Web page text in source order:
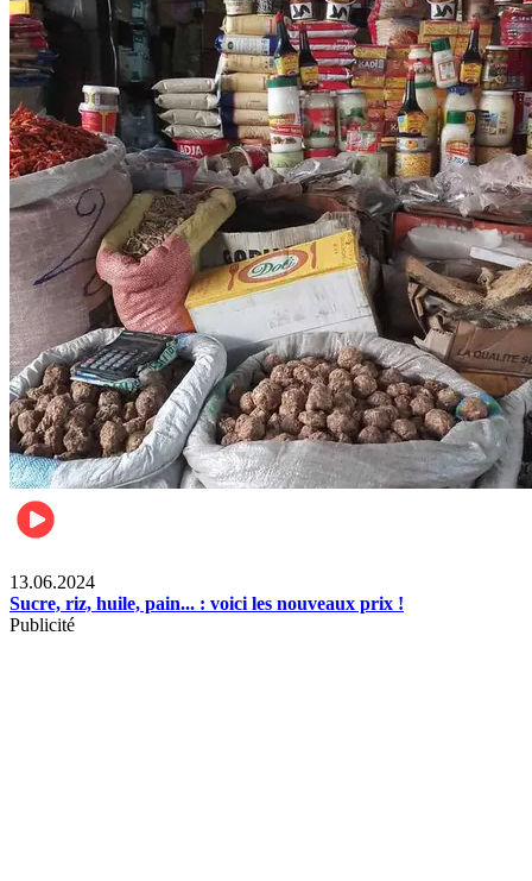
13.06.2024
Sucre, riz, huile, pain... : voici les nouveaux prix !
Publicité